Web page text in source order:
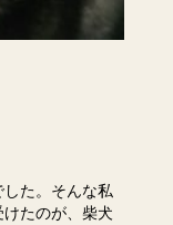
た。そんな私
たのが、柴犬